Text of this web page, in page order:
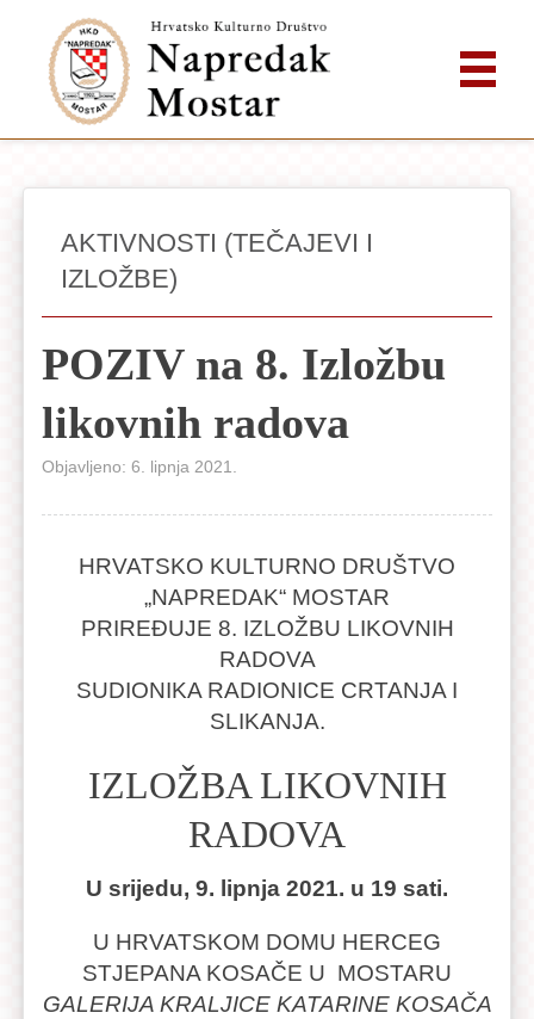
AKTIVNOSTI (TEČAJEVI I
IZLOŽBE)
POZIV na 8. Izložbu
likovnih radova
Objavljeno: 6. lipnja 2021.
HRVATSKO KULTURNO DRUŠTVO
„NAPREDAK“ MOSTAR
PRIREĐUJE 8. IZLOŽBU LIKOVNIH
RADOVA
SUDIONIKA RADIONICE CRTANJA I
SLIKANJA.
IZLOŽBA LIKOVNIH
RADOVA
U srijedu, 9. lipnja 2021. u 19 sati.
U HRVATSKOM DOMU HERCEG
STJEPANA KOSAČE U MOSTARU
GALERIJA KRALJICE KATARINE KOSAČA